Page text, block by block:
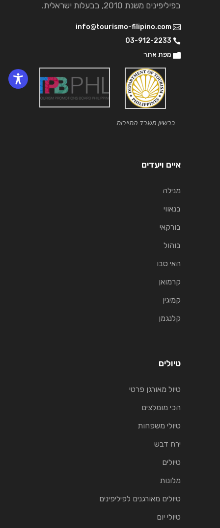
בפיליפינים משנת 2010, בבעלות ישראלית.
info@tourismo-filipino.com
03-912-2233
מפת אתר
ברשיון משרד התיירות
איים ויעדים
מנילה
בנאווי
בורקאי
בוהול
האי סבו
קרמואן
קמיגין
קלנגמן
טיולים
טיול מאורגן פרטי
הכי מומלצים
טיולי משפחות
ירח דבש
טיולים
מלונות
טיולים מאורגנים לפיליפינים
טיולי יום